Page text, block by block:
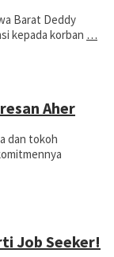
Barat Deddy
kepada korban …
Aher
dan tokoh
Job Seeker!